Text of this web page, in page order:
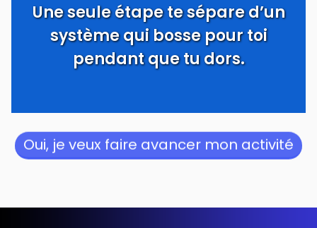
Une seule étape te sépare d’un
système qui bosse pour toi
pendant que tu dors.
Oui, je veux faire avancer mon activité